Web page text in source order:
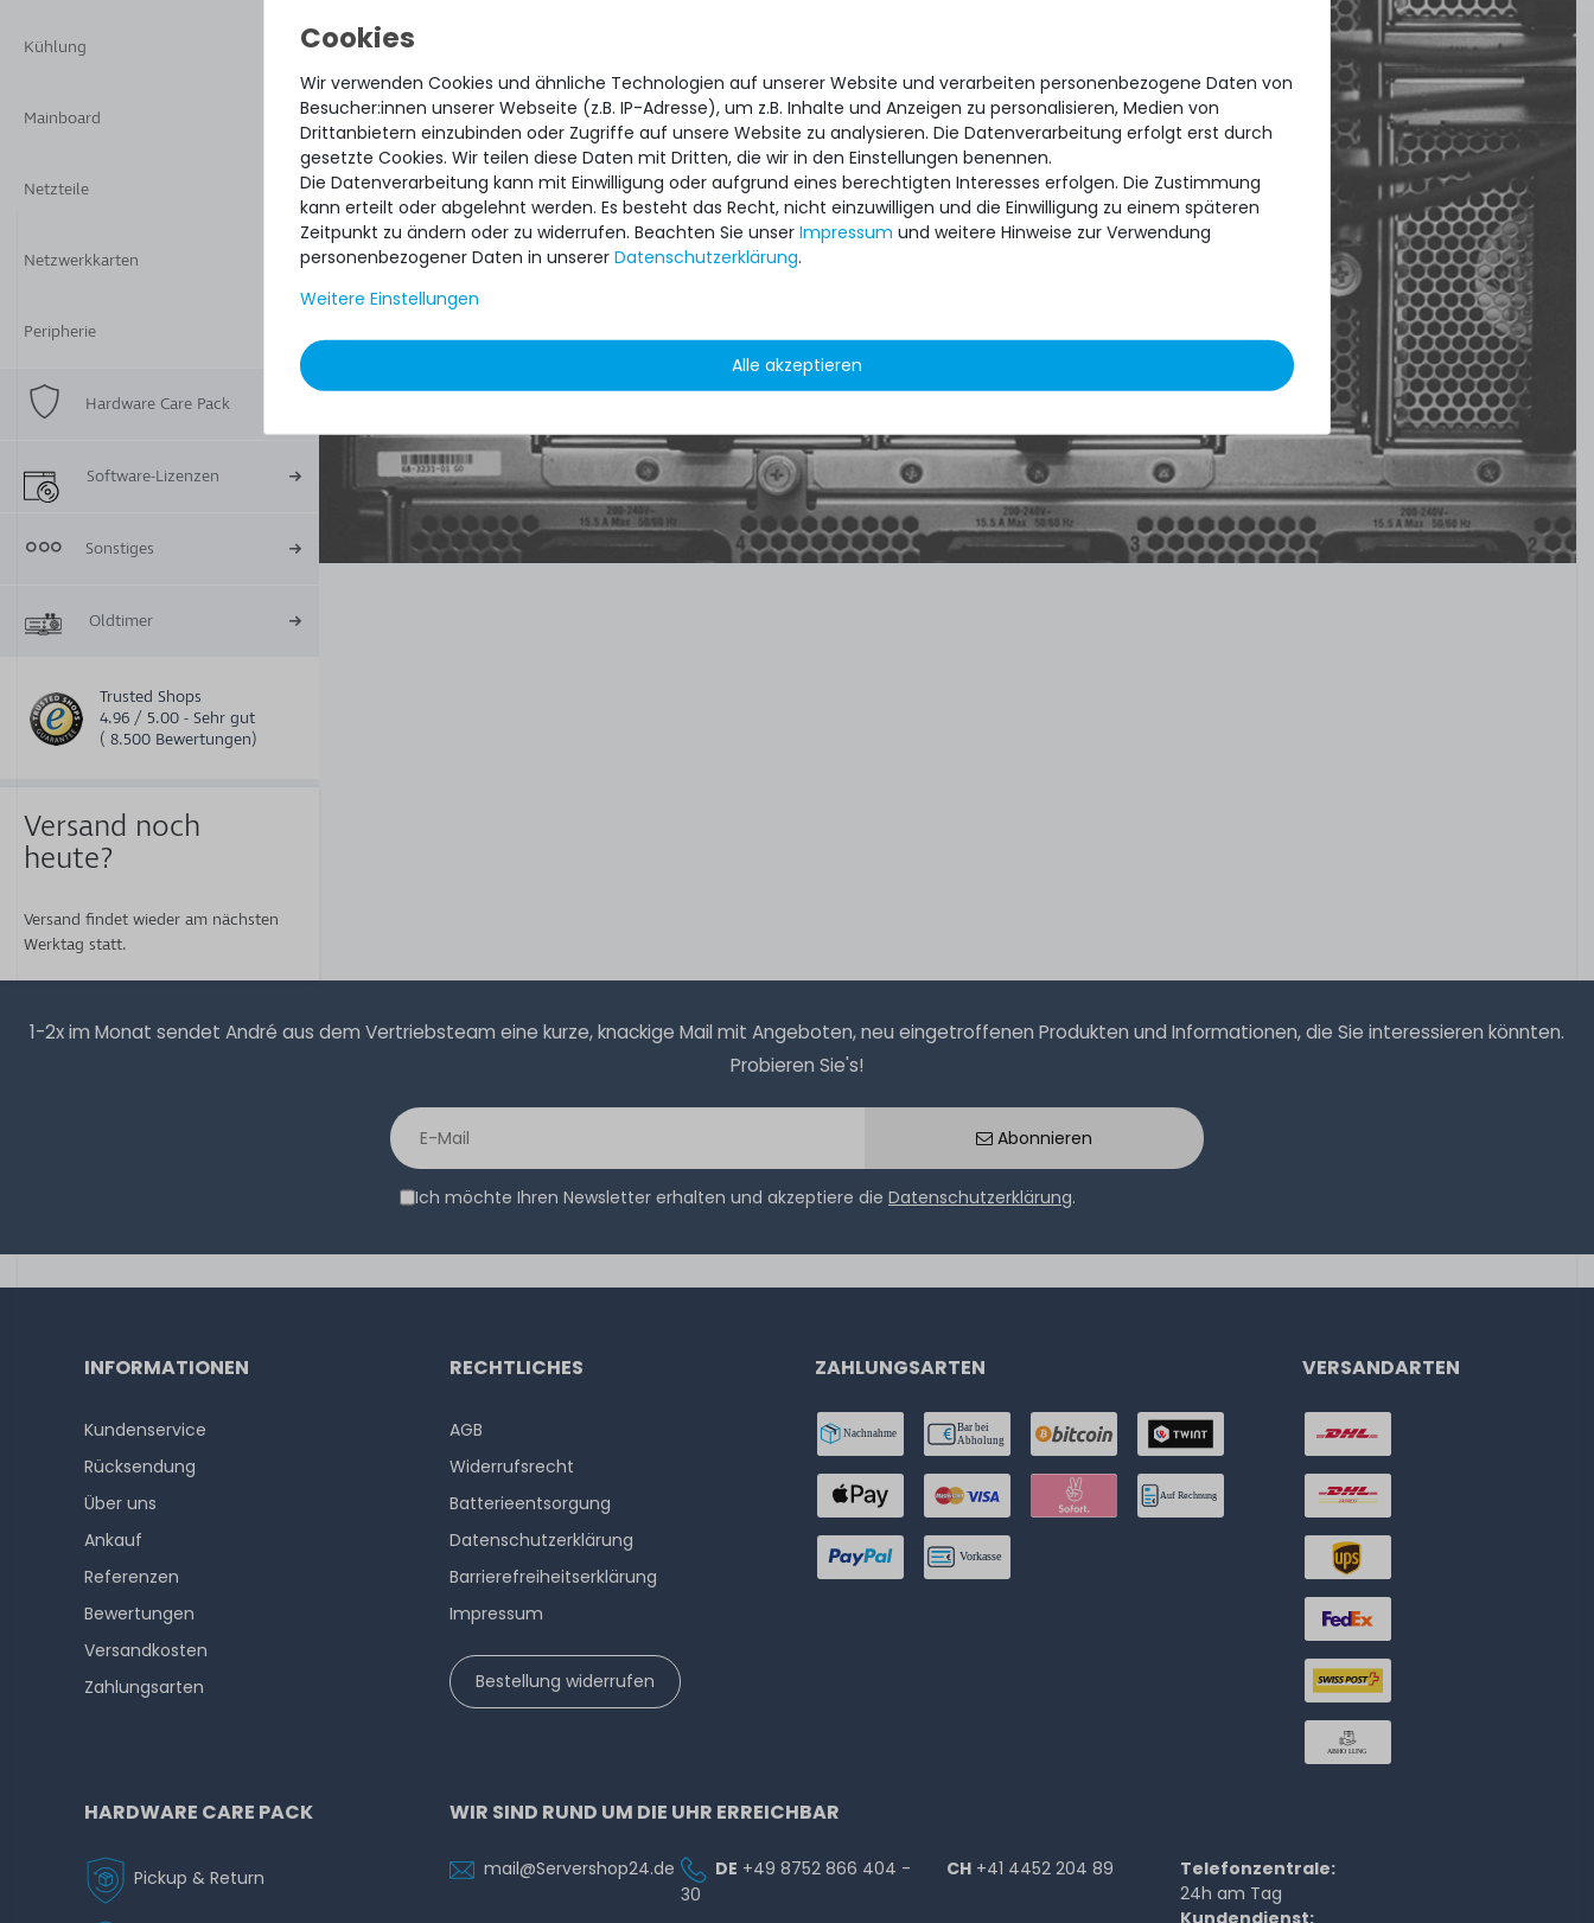
Kühlung
Mainboard
Netzteile
Netzwerkkarten
Peripherie
Hardware Care Pack
Software-Lizenzen
Sonstiges
Oldtimer
Trusted Shops
4.96 / 5.00 - Sehr gut
( 8.500 Bewertungen)
Versand noch
heute?
Versand findet wieder am nächsten
Werktag statt.
perfect state of the machines. Also great
paying options and Euro VAT managing.
DAVID G.
ausTres Cantos
1-2x im Monat sendet André aus dem Vertriebsteam eine kurze, knackige Mail mit Angeboten, neu eingetroffenen Produkten und Informationen, die Sie interessieren könnten.
Probieren Sie's!
Abonnieren
Ich möchte Ihren Newsletter erhalten und akzeptiere die Datenschutzerklärung.
Wir verwenden Cookies und ähnliche Technologien auf unserer Website und verarbeiten personenbezogene Daten von
Besucher:innen unserer Webseite (z.B. IP-Adresse), um z.B. Inhalte und Anzeigen zu personalisieren, Medien von
Drittanbietern einzubinden oder Zugriffe auf unsere Website zu analysieren. Die Datenverarbeitung erfolgt erst durch
gesetzte Cookies. Wir teilen diese Daten mit Dritten, die wir in den Einstellungen benennen.
Die Datenverarbeitung kann mit Einwilligung oder aufgrund eines berechtigten Interesses erfolgen. Die Zustimmung
kann erteilt oder abgelehnt werden. Es besteht das Recht, nicht einzuwilligen und die Einwilligung zu einem späteren
Zeitpunkt zu ändern oder zu widerrufen. Beachten Sie unser Impressum und weitere Hinweise zur Verwendung
personenbezogener Daten in unserer Daten­schutz­erklärung.
Weitere Einstellungen
Alle akzeptieren
INFORMATIONEN
Kundenservice
Rücksendung
Über uns
Ankauf
Referenzen
Bewertungen
Versandkosten
Zahlungsarten
RECHTLICHES
AGB
Widerrufs­recht
Batterieentsorgung
Datenschutzerklärung
Barrierefreiheitserklärung
Impressum
Bestellung widerrufen
ZAHLUNGSARTEN VERSANDARTEN
HARDWARE CARE PACK
Pickup & Return
WIR SIND RUND UM DIE UHR ERREICHBAR
mail@Servershop24.de DE +49 8752 866 404 -
30
CH +41 4452 204 89
Telefonzentrale:
24h am Tag
Kundendienst: